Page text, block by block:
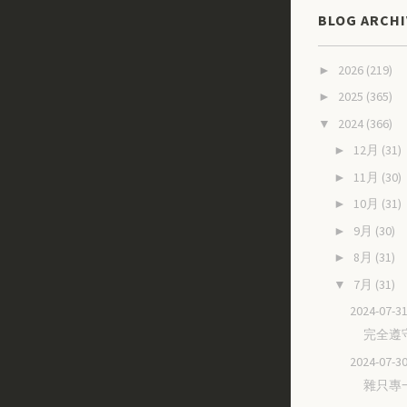
BLOG
► 2026 (219)
► 2025 (365)
▼ 2024 (366)
► 12月 (31)
► 11月 (30)
► 10月 (31)
► 9月 (30)
► 8月 (31)
▼ 7月 (31)
2024-07-
完全遵
2024-07-
雜只專